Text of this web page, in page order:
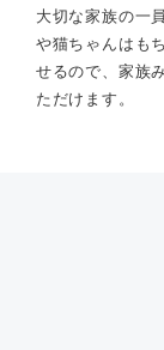
大切な家族の一
や猫ちゃんはも
せるので、家族
ただけます。